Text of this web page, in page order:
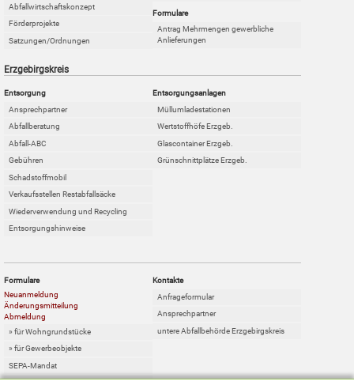
Abfallwirtschaftskonzept
Förderprojekte
Satzungen/Ordnungen
Formulare
Antrag Mehrmengen gewerbliche
Anlieferungen
Erzgebirgskreis
Entsorgung
Ansprechpartner
Abfallberatung
Abfall-ABC
Gebühren
Schadstoffmobil
Verkaufsstellen Restabfallsäcke
Wiederverwendung und Recycling
Entsorgungshinweise
Entsorgungsanlagen
Müllumladestationen
Wertstoffhöfe Erzgeb.
Glascontainer Erzgeb.
Grünschnittplätze Erzgeb.
Formulare
Neuanmeldung
Änderungsmitteilung
Abmeldung
» für Wohngrundstücke
» für Gewerbeobjekte
SEPA-Mandat
Online-Sperrabfallkarte
Kontakte
Anfrageformular
Ansprechpartner
untere Abfallbehörde Erzgebirgskreis